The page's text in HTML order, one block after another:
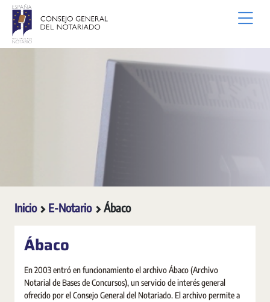
Saltar al contenido principal
Inicio E-Notario Ábaco
Ábaco
En 2003 entró en funcionamiento el archivo Ábaco (Archivo
Notarial de Bases de Concursos), un servicio de interés general
ofrecido por el Consejo General del Notariado. El archivo permite a